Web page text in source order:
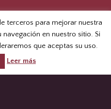
terceros para mejorar nuestra
en nuestro sitio. Si
que aceptas su uso.
Leer más